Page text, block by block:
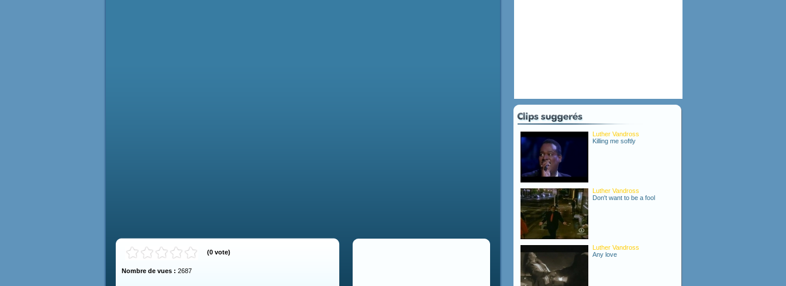
(0 vote)
Nombre de vues : 2687
Luther Vandross
Killing me softly
Luther Vandross
Don't want to be a fool
Luther Vandross
Any love